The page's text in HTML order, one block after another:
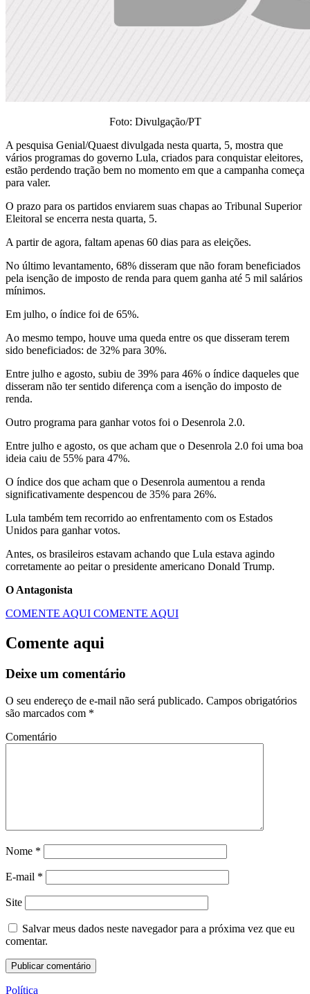
Foto: Divulgação/PT
A pesquisa Genial/Quaest divulgada nesta quarta, 5, mostra que
vários programas do governo Lula, criados para conquistar eleitores,
estão perdendo tração bem no momento em que a campanha começa
para valer.
O prazo para os partidos enviarem suas chapas ao Tribunal Superior
Eleitoral se encerra nesta quarta, 5.
A partir de agora, faltam apenas 60 dias para as eleições.
No último levantamento, 68% disseram que não foram beneficiados
pela isenção de imposto de renda para quem ganha até 5 mil salários
mínimos.
Em julho, o índice foi de 65%.
Ao mesmo tempo, houve uma queda entre os que disseram terem
sido beneficiados: de 32% para 30%.
Entre julho e agosto, subiu de 39% para 46% o índice daqueles que
disseram não ter sentido diferença com a isenção do imposto de
renda.
Outro programa para ganhar votos foi o Desenrola 2.0.
Entre julho e agosto, os que acham que o Desenrola 2.0 foi uma boa
ideia caiu de 55% para 47%.
O índice dos que acham que o Desenrola aumentou a renda
significativamente despencou de 35% para 26%.
Lula também tem recorrido ao enfrentamento com os Estados
Unidos para ganhar votos.
Antes, os brasileiros estavam achando que Lula estava agindo
corretamente ao peitar o presidente americano Donald Trump.
O Antagonista
COMENTE AQUI COMENTE AQUI
Comente aqui
Deixe um comentário
O seu endereço de e-mail não será publicado. Campos obrigatórios
são marcados com *
Comentário
Nome *
E-mail *
Site
Salvar meus dados neste navegador para a próxima vez que eu
comentar.
Política